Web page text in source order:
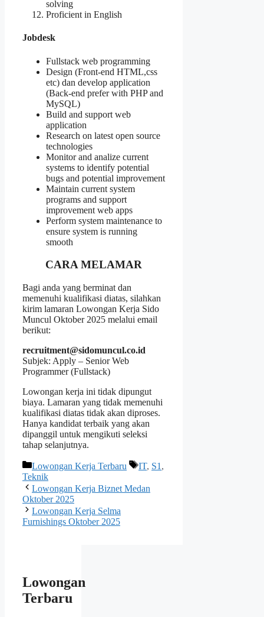
solving
Proficient in English
Jobdesk
Fullstack web programming
Design (Front-end HTML,css
etc) dan develop application
(Back-end prefer with PHP and
MySQL)
Build and support web
application
Research on latest open source
technologies
Monitor and analize current
systems to identify potential
bugs and potential improvement
Maintain current system
programs and support
improvement web apps
Perform system maintenance to
ensure system is running
smooth
CARA MELAMAR
Bagi anda yang berminat dan
memenuhi kualifikasi diatas, silahkan
kirim lamaran Lowongan Kerja Sido
Muncul Oktober 2025 melalui email
berikut:
recruitment@sidomuncul.co.id
Subjek: Apply – Senior Web
Programmer (Fullstack)
Lowongan kerja ini tidak dipungut
biaya. Lamaran yang tidak memenuhi
kualifikasi diatas tidak akan diproses.
Hanya kandidat terbaik yang akan
dipanggil untuk mengikuti seleksi
tahap selanjutnya.
Kategori
Lowongan Kerja Terbaru Tag
IT, S1 ,
Teknik
Lowongan Kerja Biznet Medan
Oktober 2025
Lowongan Kerja Selma
Furnishings Oktober 2025
Lowongan
Terbaru